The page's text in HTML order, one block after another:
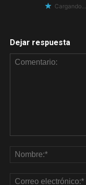
Cargando...
Dejar respuesta